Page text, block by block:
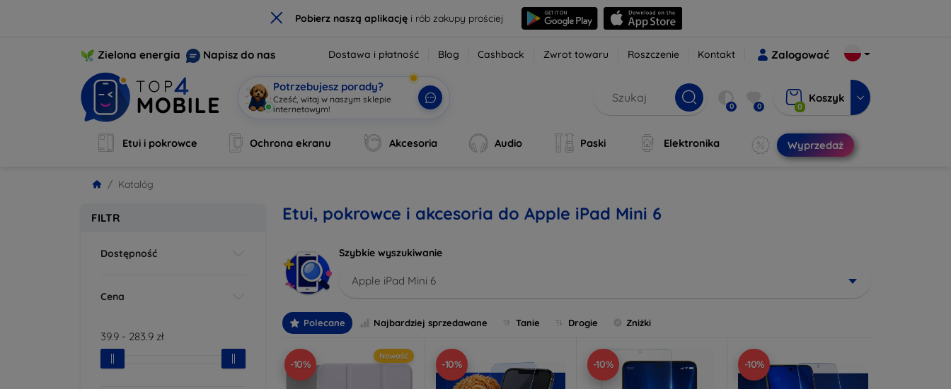
× Pobierz naszą aplikacjęi rób zakupy prościej
Zielona energia Napisz do nas Dostawa i płatność Blog Cashback Zwrot towaru Roszczenie Kontakt Zalogować
Potrzebujesz porady?
Cześć, witaj w naszym| 0 0 0
Koszyk
Etui i pokrowce Ochrona ekranu Akcesoria Audio Paski Elektronika Wyprzedaż
Katalóg
FILTR
Dostępność
Cena
39.9 - 283.9 zł
Etui, pokrowce i akcesoria do Apple iPad Mini 6
Szybkie wyszukiwanie
Apple iPad Mini 6
Polecane Najbardziej sprzedawane Tanie Drogie Zniżki
-10%
Nowość
-10% -10% -10%